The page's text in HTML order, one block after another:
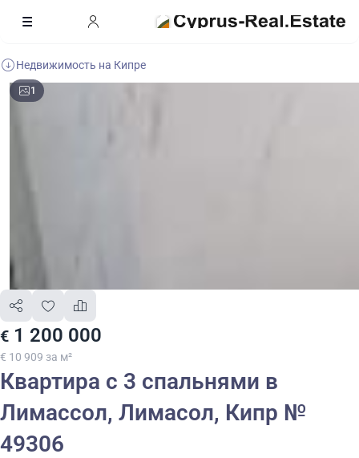
Недвижимость на Кипре
1
€ 1 200 000
€ 10 909 за м²
Квартира с 3 спальнями в
Лимассол, Лимасол, Кипр №
49306